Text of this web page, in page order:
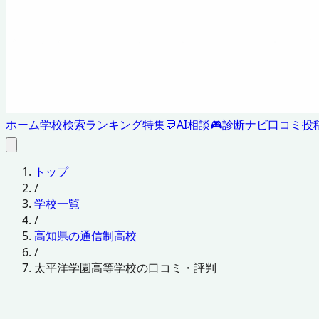
ホーム学校検索ランキング特集💬AI相談🎮診断ナビ口コミ投
トップ
/
学校一覧
/
高知県の通信制高校
/
太平洋学園高等学校の口コミ・評判